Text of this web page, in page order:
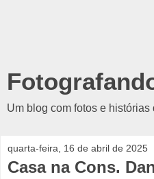
Um blog com fotos e histórias
quarta-feira, 16 de abril de 2025
Casa na Cons.